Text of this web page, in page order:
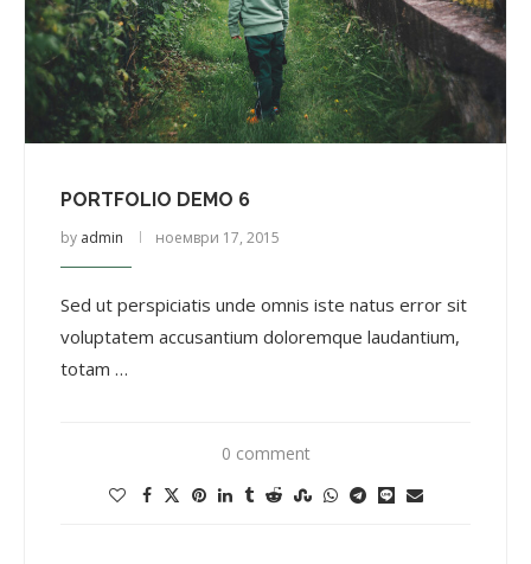
PORTFOLIO DEMO 6
by admin ноември 17, 2015
Sed ut perspiciatis unde omnis iste natus error sit
voluptatem accusantium doloremque laudantium,
totam …
0 comment